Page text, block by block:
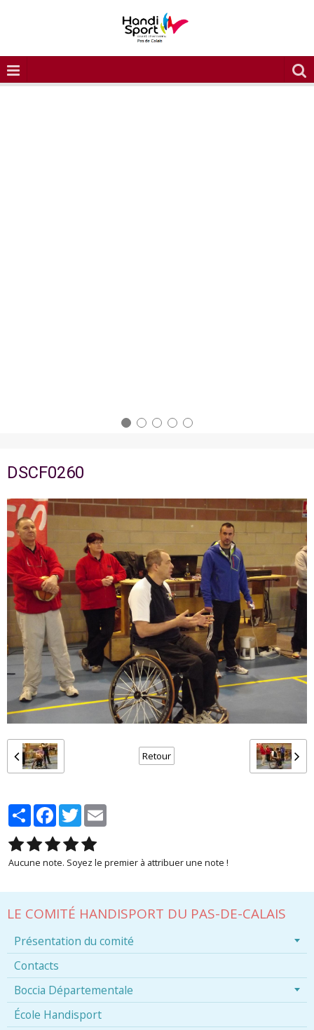
DSCF0260
Retour
PartagerFacebook
Twitter
Aucune note. Soyez le premier à attribuer une note !
LE COMITÉ HANDISPORT DU PAS-DE-CALAIS
Présentation du comité
Contacts
Boccia Départementale
École Handisport